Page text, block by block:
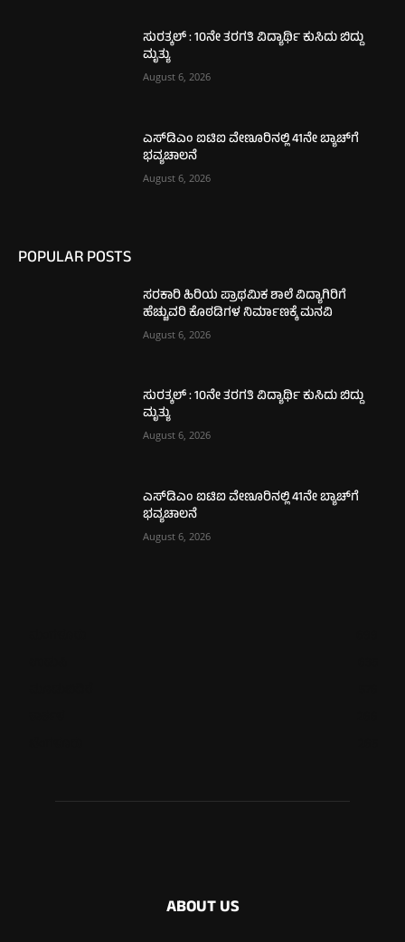
ಸುರತ್ಕಲ್ : 10ನೇ ತರಗತಿ ವಿದ್ಯಾರ್ಥಿ ಕುಸಿದು ಬಿದ್ದು
ಮೃತ್ಯು
August 6, 2026
ಎಸ್‌ಡಿಎಂ ಐಟಿಐ ವೇಣೂರಿನಲ್ಲಿ 41ನೇ ಬ್ಯಾಚ್‌ಗೆ
ಭವ್ಯಚಾಲನೆ
August 6, 2026
POPULAR POSTS
ಸರಕಾರಿ ಹಿರಿಯ ಪ್ರಾಥಮಿಕ ಶಾಲೆ ವಿದ್ಯಾಗಿರಿಗೆ
ಹೆಚ್ಚುವರಿ ಕೊಠಡಿಗಳ ನಿರ್ಮಾಣಕ್ಕೆ ಮನವಿ
August 6, 2026
ಸುರತ್ಕಲ್ : 10ನೇ ತರಗತಿ ವಿದ್ಯಾರ್ಥಿ ಕುಸಿದು ಬಿದ್ದು
ಮೃತ್ಯು
August 6, 2026
ಎಸ್‌ಡಿಎಂ ಐಟಿಐ ವೇಣೂರಿನಲ್ಲಿ 41ನೇ ಬ್ಯಾಚ್‌ಗೆ
ಭವ್ಯಚಾಲನೆ
August 6, 2026
ABOUT US